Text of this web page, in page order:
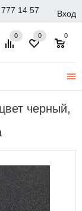
14 57 Вход
0 0
0
черный,